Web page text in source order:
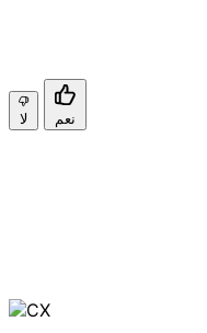
لا نعم